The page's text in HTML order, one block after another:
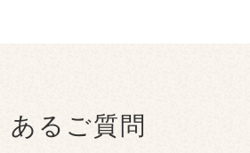
室でありながら飛騨の風情を
あるご質問